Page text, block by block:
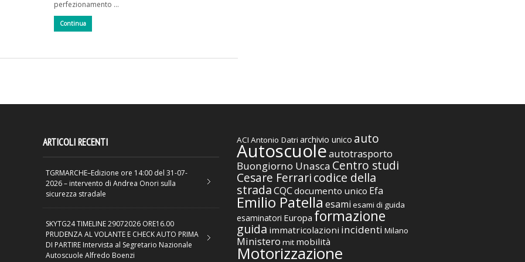
perfezionamento …
Continua
ARTICOLI RECENTI
TGRMARCHE–Edizione ore 14:00 del 31-07-
2026 – intervento di Andrea Onori sulla
sicurezza stradale
SKYTG24 TIMELINE 29072026 ORE16.00
PRUDENZA AL VOLANTE E CHECK AUTO PRIMA
DI PARTIRE Intervista al Segretario Nazionale
Autoscuole Alfredo Boenzi
ACI Antonio Datri archivio unico auto
Autoscuoleautotrasporto
Buongiorno Unasca Centro studi
Cesare Ferraricodice della
stradaCQCdocumento unico Efa
Emilio Patella esami esami di guida
esaminatori Europa formazione
guida immatricolazioni incidenti Milano
Ministero mit mobilità
Motorizzazione